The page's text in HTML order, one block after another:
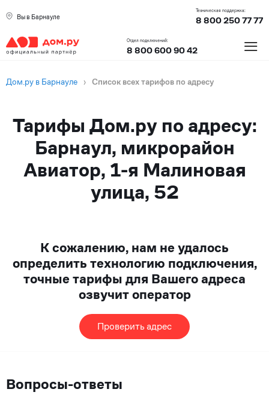
Вы в Барнауле
Техническая поддержка:
8 800 250 77 77
Отдел подключений:
8 800 600 90 42 ≡
Дом.ру в Барнауле › Список всех тарифов по адресу
Тарифы Дом.ру по адресу:
Барнаул, микрорайон
Авиатор, 1-я Малиновая
улица, 52
К сожалению, нам не удалось
определить технологию подключения,
точные тарифы для Вашего адреса
озвучит оператор
Проверить адрес
Вопросы-ответы